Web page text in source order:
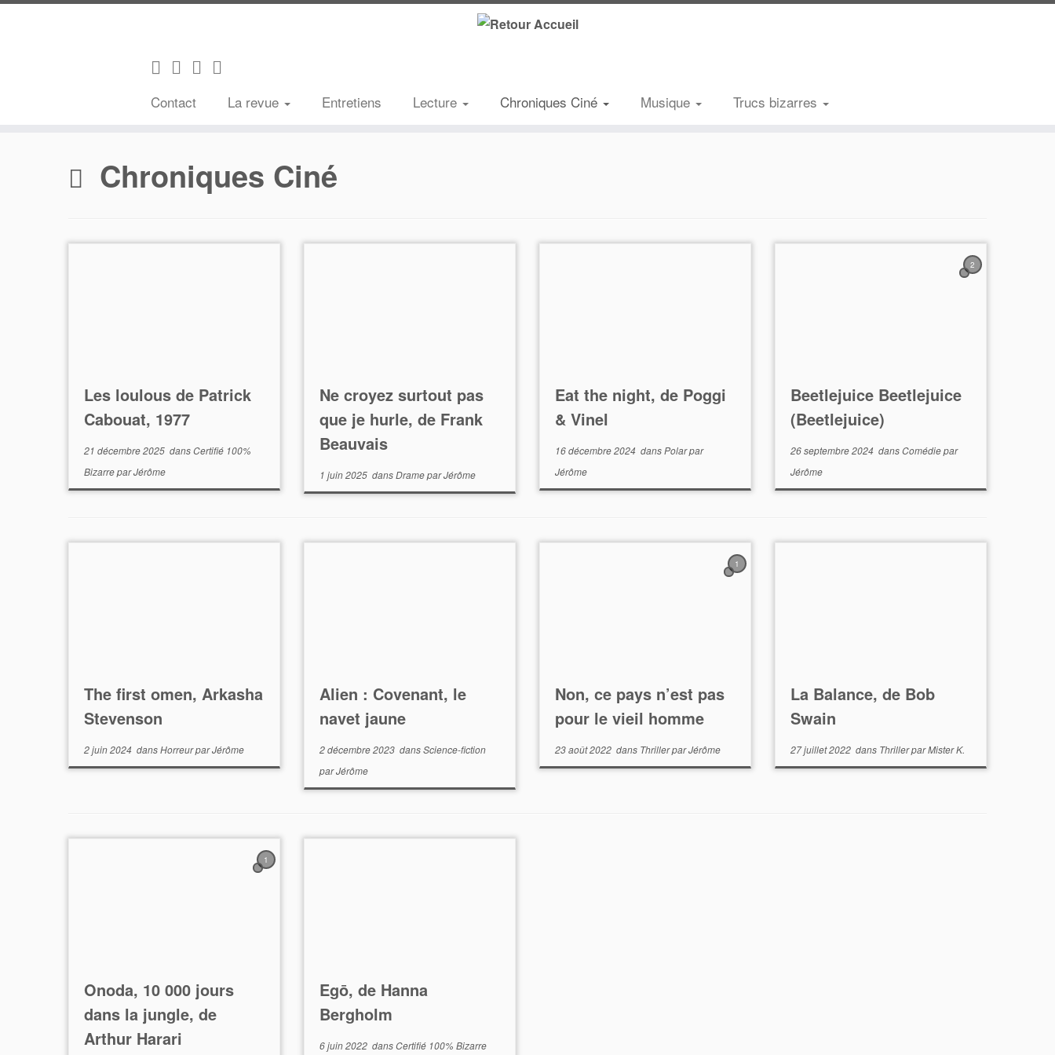
Contact La revue Entretiens Lecture Chroniques Ciné Musique Trucs bizarres
Chroniques Ciné
Les loulous de Patrick
Cabouat, 1977
21 décembre 2025dansCertifié 100%
BizarreparJérôme
Ne croyez surtout pas
que je hurle, de Frank
Beauvais
1 juin 2025dansDrameparJérôme
Eat the night, de Poggi
& Vinel
16 décembre 2024dansPolarpar
Jérôme
2
Beetlejuice Beetlejuice
(Beetlejuice)
26 septembre 2024dansComédiepar
Jérôme
The first omen, Arkasha
Stevenson
2 juin 2024dansHorreurparJérôme
Alien : Covenant, le
navet jaune
2 décembre 2023dansScience-fiction
parJérôme
1
Non, ce pays n’est pas
pour le vieil homme
23 août 2022dans ThrillerparJérôme
La Balance, de Bob
Swain
27 juillet 2022dans ThrillerparMister K.
1
Onoda, 10 000 jours
dans la jungle, de
Arthur Harari
Egō, de Hanna
Bergholm
6 juin 2022dansCertifié 100% Bizarre